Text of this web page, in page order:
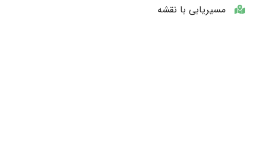
مسیریابی با نقشه